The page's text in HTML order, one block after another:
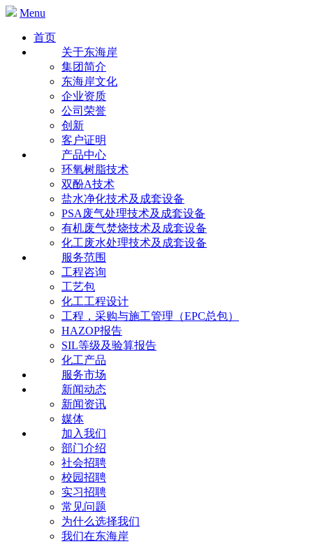
Menu
首页
关于东海岸
集团简介
东海岸文化
企业资质
公司荣誉
创新
客户证明
产品中心
环氧树脂技术
双酚A技术
盐水净化技术及成套设备
PSA废气处理技术及成套设备
有机废气焚烧技术及成套设备
化工废水处理技术及成套设备
服务范围
工程咨询
工艺包
化工工程设计
工程，采购与施工管理（EPC总包）
HAZOP报告
SIL等级及验算报告
化工产品
服务市场
新闻动态
新闻资讯
媒体
加入我们
部门介绍
社会招聘
校园招聘
实习招聘
常见问题
为什么选择我们
我们在东海岸